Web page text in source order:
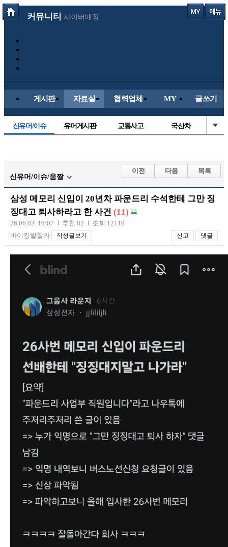
커뮤니티 사이버매장
게시판 자료실 협력업체 MY 글쓰기
신유머/이슈 유머게시판 교통사고 국산차
자유사진 군사/무기
트럭/버스 항공/해운/철도
장착시공사진
신유머/이슈/움짤
이전 다음 목록
삼성 메모리 신입이 20년차 파운드리 수석한테 그만 징
징대고 퇴사하라고 한 사건 (11)
26.06.03 16:07 추천 82
조회 12119
바이킹발할라
작성글보기 신고 댓글